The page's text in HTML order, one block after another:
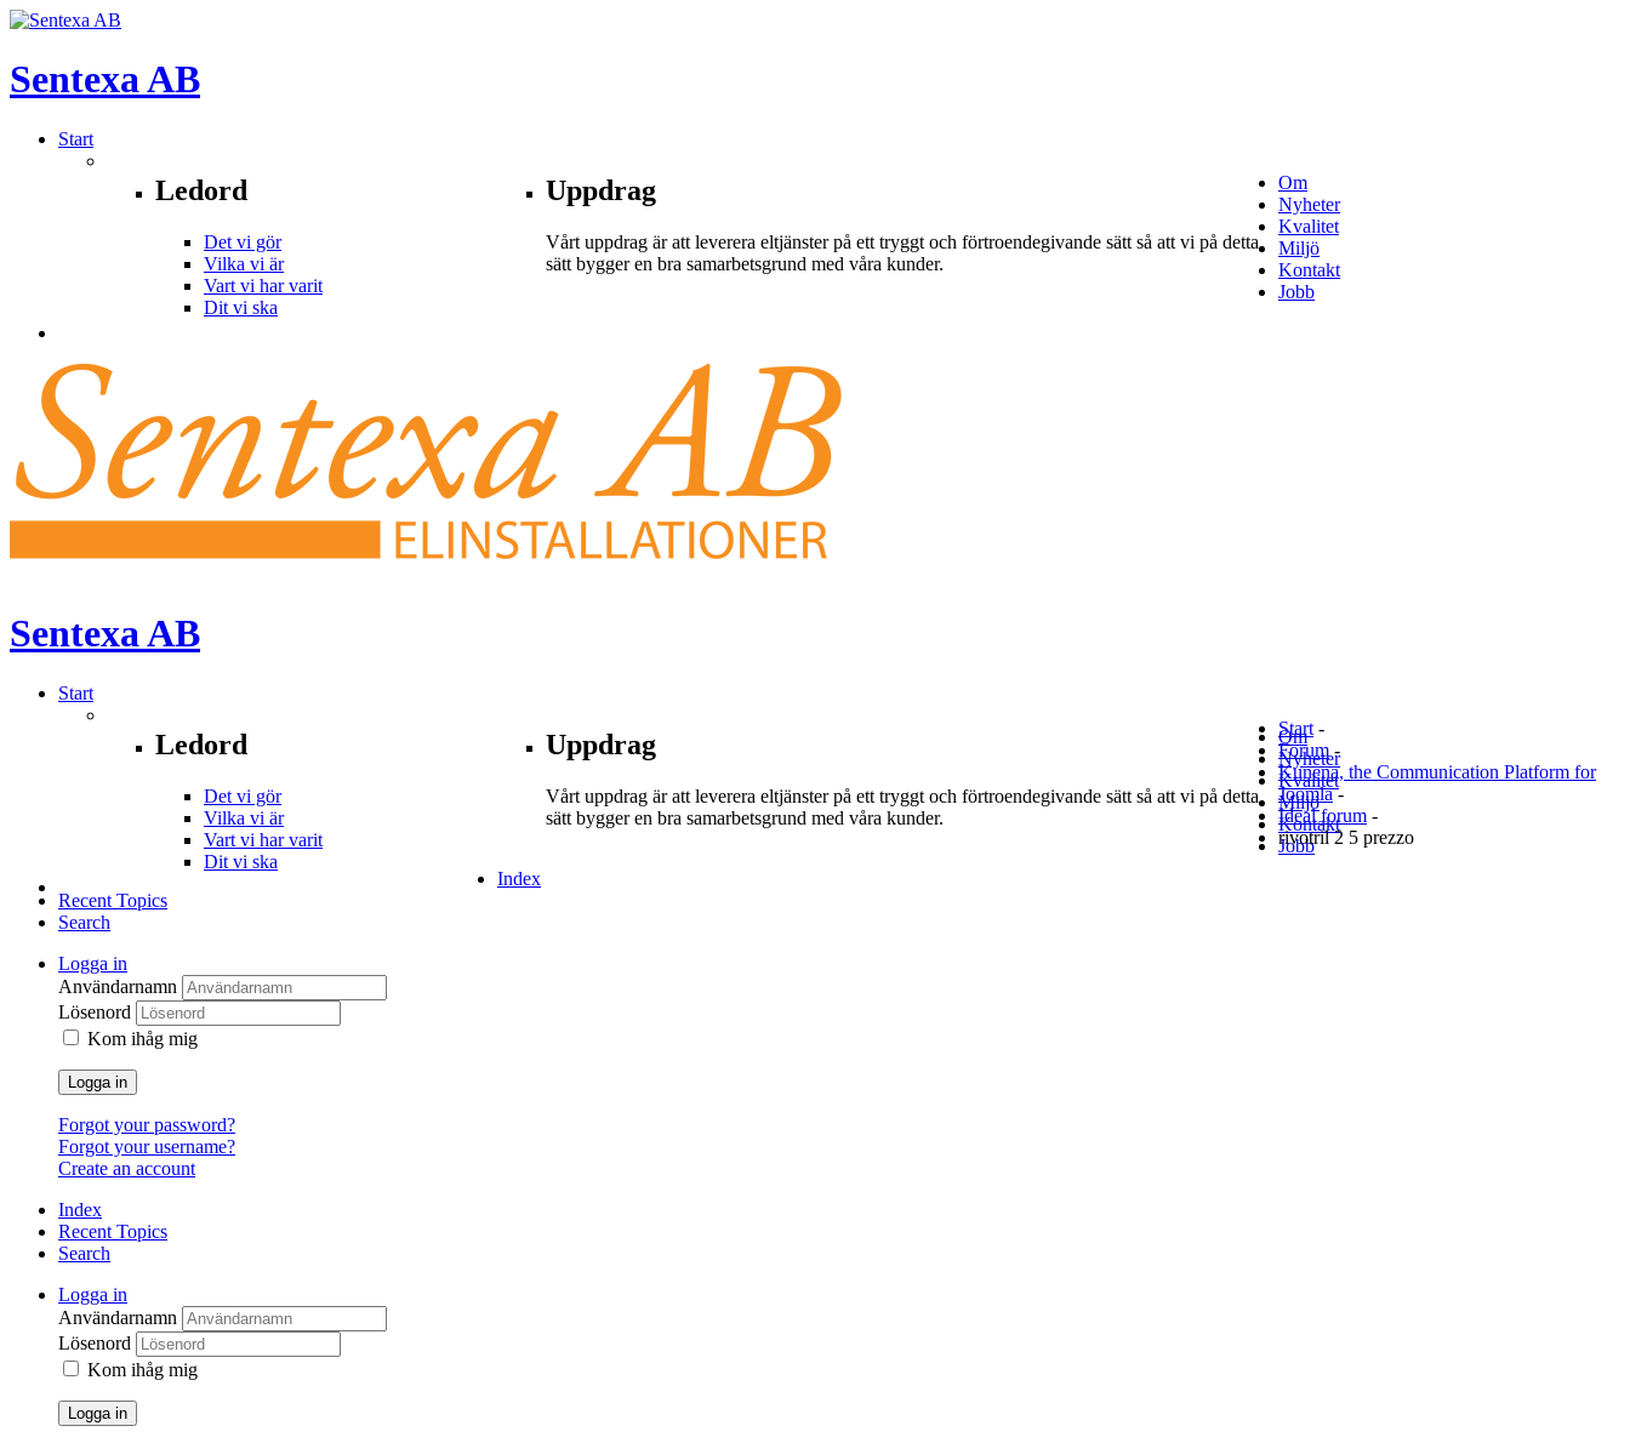
SentexaAB
Start
Ledord
Det vi gör
Vilka vi är
Vart vi har varit
Dit vi ska
Uppdrag
Vårt uppdrag är att leverera eltjänster på ett tryggt och förtroendegivande sätt så att vi på detta
sätt bygger en bra samarbetsgrund med våra kunder.
Om
Nyheter
Kvalitet
Miljö
Kontakt
Jobb
SentexaAB
Start
Ledord
Det vi gör
Vilka vi är
Vart vi har varit
Dit vi ska
Uppdrag
Vårt uppdrag är att leverera eltjänster på ett tryggt och förtroendegivande sätt så att vi på detta
sätt bygger en bra samarbetsgrund med våra kunder.
Om
Nyheter
Kvalitet
Miljö
Kontakt
Jobb
Start -
Forum -
Kunena, the Communication Platform for
Joomla-
Ideal forum -
rivotril 2 5 prezzo
Index
Recent Topics
Search
Logga in
Användarnamn
Lösenord
Kom ihåg mig
Logga in
Forgot your password?
Forgot your username?
Create an account
Index
Recent Topics
Search
Logga in
Användarnamn
Lösenord
Kom ihåg mig
Logga in